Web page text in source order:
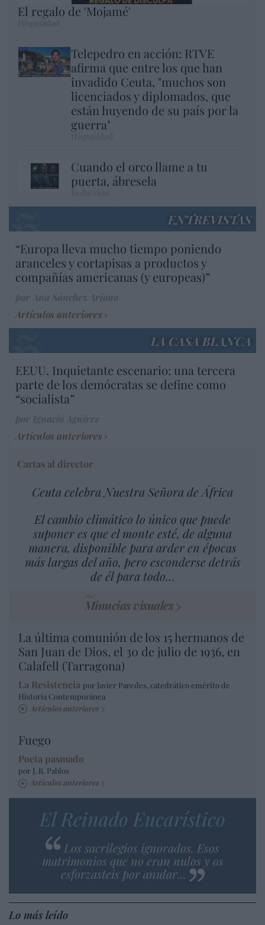
El regalo de 'Mojamé'
Telepedro en acción: RTVE
afirma que entre los que han
invadido Ceuta, "muchos son
licenciados y diplomados, que
están huyendo de su país por la
guerra"
Cuando el orco llame a tu
puerta, ábresela
ENTREVISTAS
“Europa lleva mucho tiempo poniendo
aranceles y cortapisas a productos y
compañías americanas (y europeas)”
Artículos anteriores
LA CASA BLANCA
EEUU. Inquietante escenario: una tercera
parte de los demócratas se define como
“socialista”
Artículos anteriores
Cartas al director
Ceuta celebra Nuestra Señora de África
El cambio climático lo único que puede
suponer es que el monte esté, de alguna
manera, disponible para arder en épocas
más largas del año, pero esconderse detrás
de él para todo…
Minucias visuales
La última comunión de los 15 hermanos de
San Juan de Dios, el 30 de julio de 1936, en
Calafell (Tarragona)
La Resistencia por Javier Paredes, catedrático emérito de
Historia Contemporánea
Artículos anteriores
Fuego
Poeta pasmado
por J. R. Pablos
Artículos anteriores
El Reinado Eucarístico
Los sacrilegios ignorados. Esos
matrimonios que no eran nulos y os
esforzasteis por anular...
Lo más leído